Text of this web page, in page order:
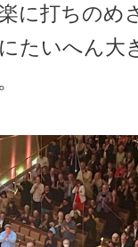
に打ちのめ
たいへん大